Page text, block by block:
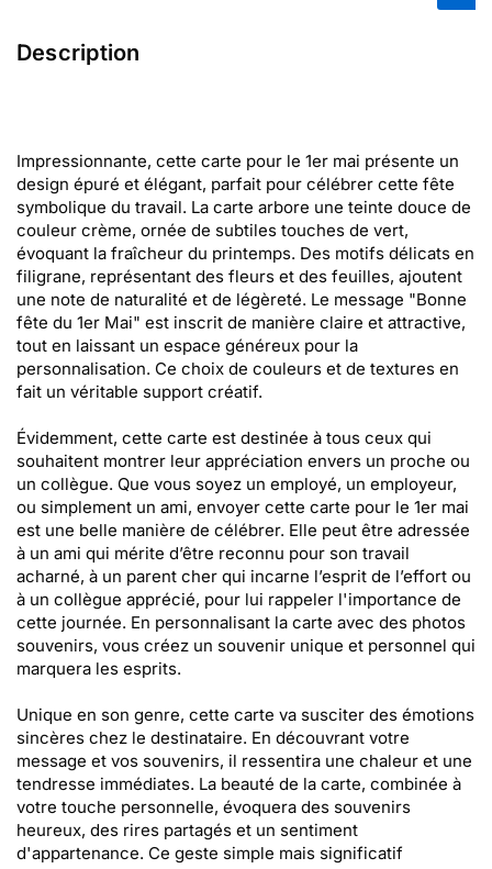
Description
Impressionnante, cette carte pour le 1er mai présente un
design épuré et élégant, parfait pour célébrer cette fête
symbolique du travail. La carte arbore une teinte douce de
couleur crème, ornée de subtiles touches de vert,
évoquant la fraîcheur du printemps. Des motifs délicats en
filigrane, représentant des fleurs et des feuilles, ajoutent
une note de naturalité et de légèreté. Le message "Bonne
fête du 1er Mai" est inscrit de manière claire et attractive,
tout en laissant un espace généreux pour la
personnalisation. Ce choix de couleurs et de textures en
fait un véritable support créatif.
Évidemment, cette carte est destinée à tous ceux qui
souhaitent montrer leur appréciation envers un proche ou
un collègue. Que vous soyez un employé, un employeur,
ou simplement un ami, envoyer cette carte pour le 1er mai
est une belle manière de célébrer. Elle peut être adressée
à un ami qui mérite d’être reconnu pour son travail
acharné, à un parent cher qui incarne l’esprit de l’effort ou
à un collègue apprécié, pour lui rappeler l'importance de
cette journée. En personnalisant la carte avec des photos
souvenirs, vous créez un souvenir unique et personnel qui
marquera les esprits.
Unique en son genre, cette carte va susciter des émotions
sincères chez le destinataire. En découvrant votre
message et vos souvenirs, il ressentira une chaleur et une
tendresse immédiates. La beauté de la carte, combinée à
votre touche personnelle, évoquera des souvenirs
heureux, des rires partagés et un sentiment
d'appartenance. Ce geste simple mais significatif